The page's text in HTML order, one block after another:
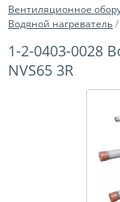
Вентиляционное
Водяной нагреватель/
1-2-0403-0028
NVS65 3R